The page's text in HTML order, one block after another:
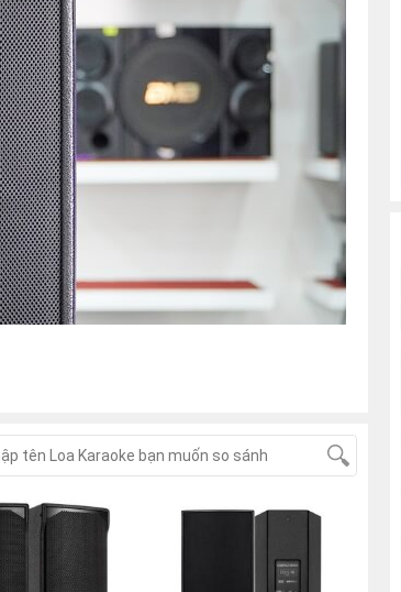
tinh nghiên cứu và bí quyết đỉnh cao của